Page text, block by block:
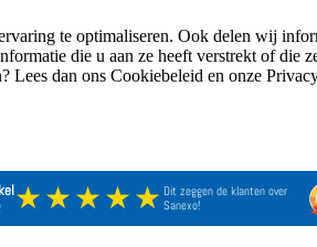
te optimaliseren. Ook delen wij
die u aan ze heeft verstrekt of die
Lees dan ons Cookiebeleid en onze
★★★★★ Dit zeggen de klanten over
Sanexo!